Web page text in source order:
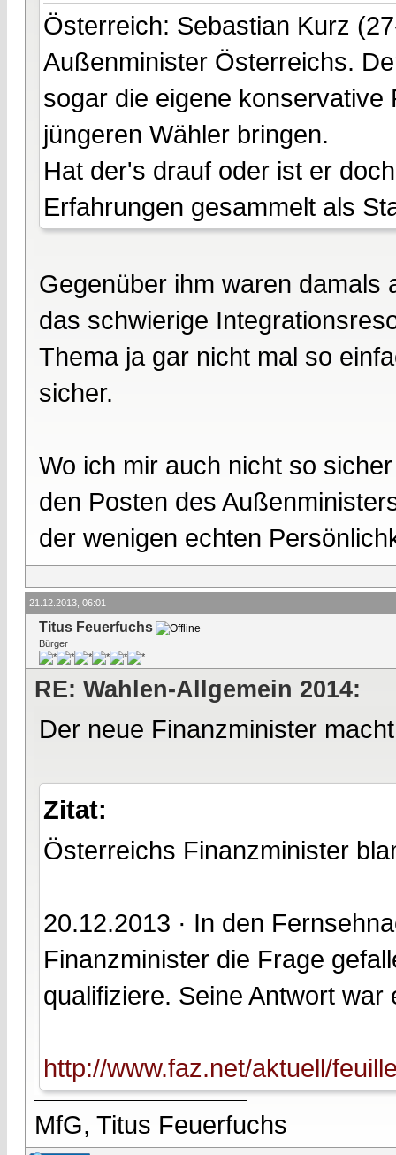
Österreich: Sebastian Kurz
Außenminister Österreichs.
sogar die eigene
jüngeren Wähler bringen.
Hat der's drauf oder ist er
Erfahrungen gesammelt als
Gegenüber ihm waren damals
das schwierige
Thema ja gar nicht mal so
sicher.
Wo ich mir auch nicht so
den Posten des
der wenigen echten
21.12.2013, 06:01
Titus Feuerfuchs
Bürger
RE: Wahlen-Allgemein 2014:
Der neue Finanzminister
Zitat:
Österreichs Finanzminister
20.12.2013 · In den
Finanzminister die Frage
qualifiziere. Seine Antwort
http://www.faz.net/aktuell/
MfG, Titus Feuerfuchs